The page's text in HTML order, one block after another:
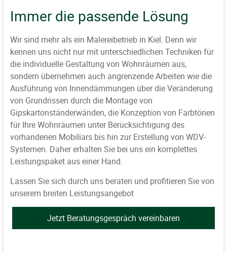
Immer die passende Lösung
Wir sind mehr als ein Malereibetrieb in Kiel. Denn wir
kennen uns nicht nur mit unterschiedlichen Techniken für
die individuelle Gestaltung von Wohnräumen aus,
sondern übernehmen auch angrenzende Arbeiten wie die
Ausführung von Innendämmungen über die Veränderung
von Grundrissen durch die Montage von
Gipskartonständerwänden, die Konzeption von Farbtönen
für Ihre Wohnräumen unter Berücksichtigung des
vorhandenen Mobiliars bis hin zur Erstellung von WDV-
Systemen. Daher erhalten Sie bei uns ein komplettes
Leistungspaket aus einer Hand.
Lassen Sie sich durch uns beraten und profitieren Sie von
unserem breiten Leistungsangebot
Jetzt Beratungsgespräch vereinbaren